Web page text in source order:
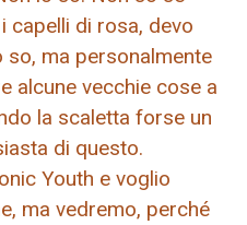
capelli di rosa, devo
ma personalmente
alcune vecchie cose a
la scaletta forse un
di questo.
Youth e voglio
ma vedremo, perché